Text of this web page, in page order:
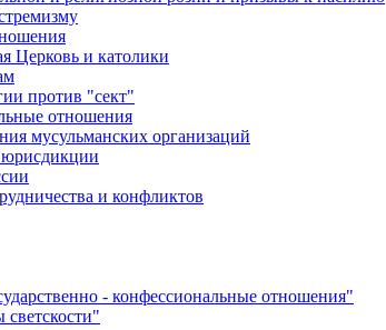
Церковь и католики
против "сект"
отношения
мусульманских организаций
и конфликтов
- конфессиональные отношения"